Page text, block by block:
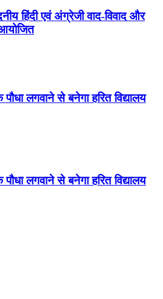
हिंदी एवं अंग्रेजी वाद-विवाद और
लगवाने से बनेगा हरित विद्यालय
लगवाने से बनेगा हरित विद्यालय